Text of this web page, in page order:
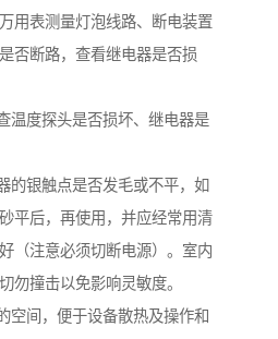
用表测量灯泡线路、断电装置
否断路，查看继电器是否损
温度探头是否损坏、继电器是
的银触点是否发毛或不平，如
平后，再使用，并应经常用清
（注意必须切断电源）。室内
勿撞击以免影响灵敏度。
空间，便于设备散热及操作和